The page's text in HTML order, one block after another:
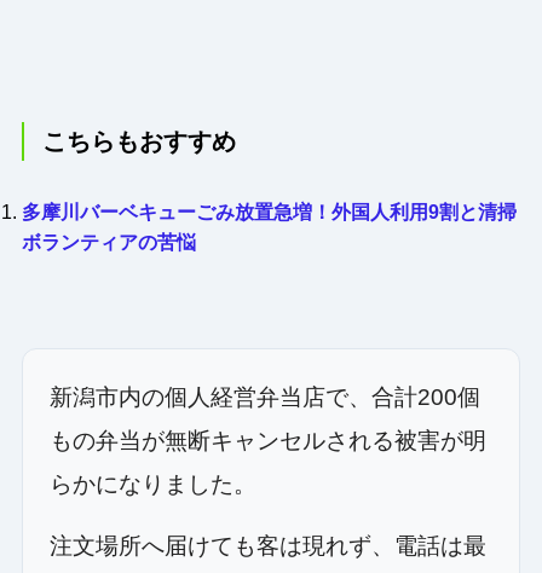
こちらもおすすめ
多摩川バーベキューごみ放置急増！外国人利用9割と清掃
ボランティアの苦悩
新潟市内の個人経営弁当店で、合計200個
もの弁当が無断キャンセルされる被害が明
らかになりました。
注文場所へ届けても客は現れず、電話は最